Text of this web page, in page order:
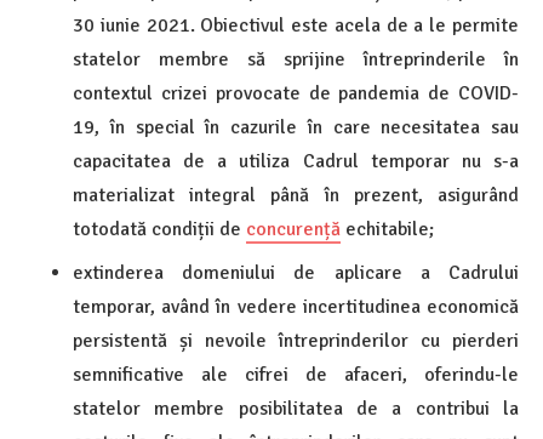
30 iunie 2021. Obiectivul este acela de a le permite
statelor membre să sprijine întreprinderile în
contextul crizei provocate de pandemia de COVID-
19, în special în cazurile în care necesitatea sau
capacitatea de a utiliza Cadrul temporar nu s-a
materializat integral până în prezent, asigurând
totodată condiții de concurență echitabile;
extinderea domeniului de aplicare a Cadrului
temporar, având în vedere incertitudinea economică
persistentă și nevoile întreprinderilor cu pierderi
semnificative ale cifrei de afaceri, oferindu-le
statelor membre posibilitatea de a contribui la